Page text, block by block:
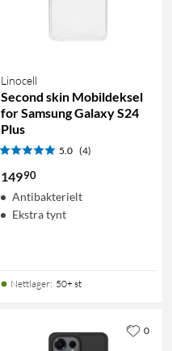
Linocell
Second skin Mobildeksel
for Samsung Galaxy S24
Plus
5.0 (4)
14990
Antibakterielt
Ekstra tynt
Nettlager: 50+ st
0